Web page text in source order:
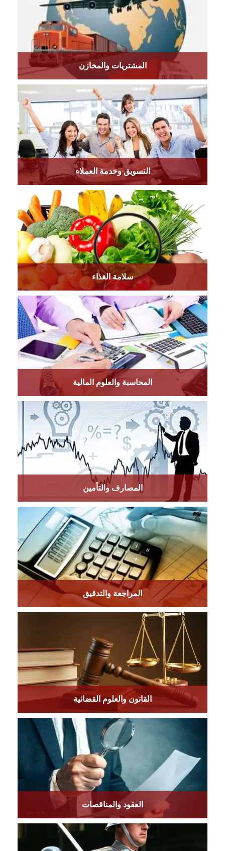
المشتريات والمخازن
التسويق وخدمة العملاء
سلامة الغذاء
المحاسبة والعلوم المالية
المصارف والتأمين
المراجعة والتدقيق
القانون والعلوم القضائية
العقود والمناقصات